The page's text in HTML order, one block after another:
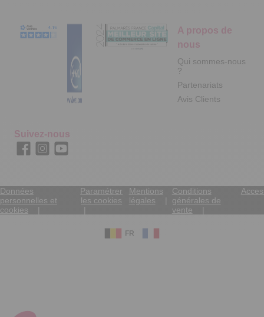
A propos de
nous
Qui sommes-nous
?
Partenariats
Avis Clients
Suivez-nous
Données
personnelles et
cookies
Paramétrer
les cookies
Mentions
légales
Conditions
générales de
vente
FR